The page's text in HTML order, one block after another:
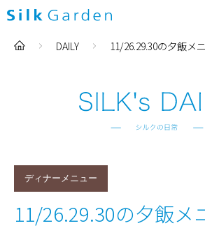
DAILY 11/26.29.30の夕飯メ
ディナーメニュー
11/26.29.30の夕飯メ